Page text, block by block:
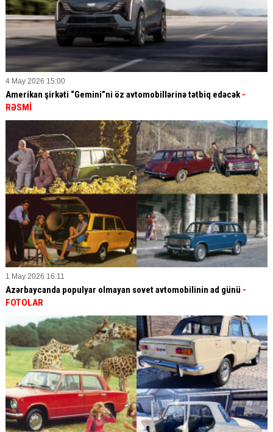
4 May 2026 15:00
Amerikan şirkəti “Gemini”ni öz avtomobillərinə tətbiq edəcək-
RƏSMİ
1 May 2026 16:11
Azərbaycanda populyar olmayan sovet avtomobilinin ad günü -
FOTOLAR